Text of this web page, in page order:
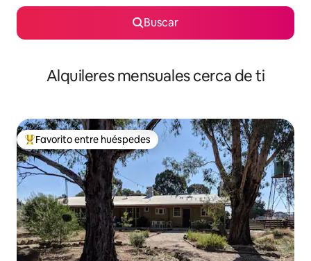
Buscar
Alquileres mensuales cerca de ti
Favorito entre huéspedes preferido
Favorito entre huéspedes